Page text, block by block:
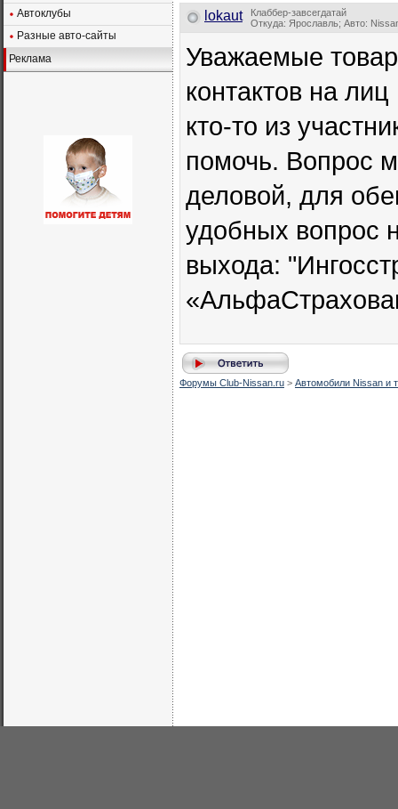
Автоклубы
Разные авто-сайты
Реклама
lokaut
Клаббер-завсегдатай
Откуда: Ярославль; Авто:
Уважаемые
контактов на
кто-то из
помочь. Вопрос
деловой, для
удобных вопрос
выхода:
Форумы Club-Nissan.ru > Автомобили Nissan и